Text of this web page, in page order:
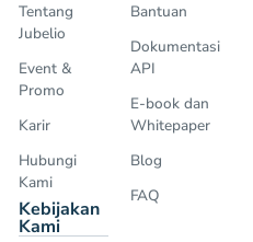
Tentang
Jubelio
Event &
Promo
Karir
Hubungi
Kami
Kebijakan
Kami
Bantuan
Dokumentasi
API
E-book dan
Whitepaper
Blog
FAQ